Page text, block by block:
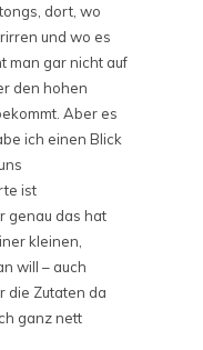
dort, wo
und wo es
man gar nicht auf
den hohen
Aber es
ich einen Blick
ist
genau das hat
kleinen,
will – auch
die Zutaten da
ganz nett